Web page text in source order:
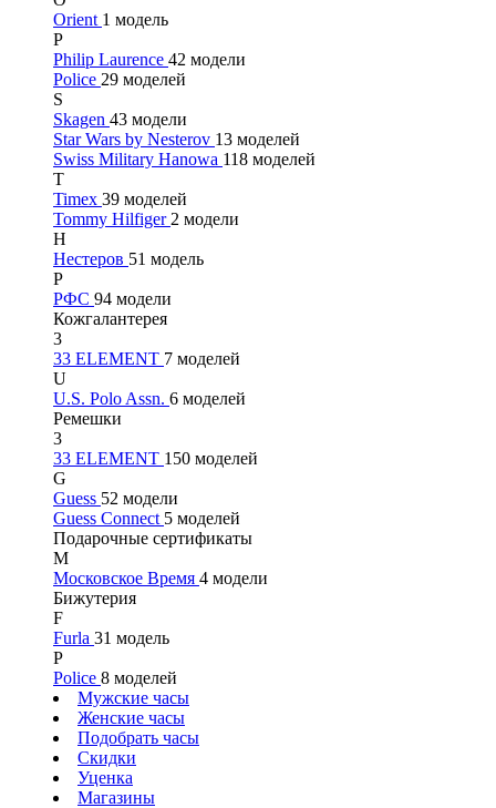
Orient 1 модель
P
Philip Laurence 42 модели
Police 29 моделей
S
Skagen 43 модели
Star Wars by Nesterov 13 моделей
Swiss Military Hanowa 118 моделей
T
Timex 39 моделей
Tommy Hilfiger 2 модели
Н
Нестеров 51 модель
Р
РФС 94 модели
Кожгалантерея
3
33 ELEMENT 7 моделей
U
U.S. Polo Assn. 6 моделей
Ремешки
3
33 ELEMENT 150 моделей
G
Guess 52 модели
Guess Connect 5 моделей
Подарочные сертификаты
М
Московское Время 4 модели
Бижутерия
F
Furla 31 модель
P
Police 8 моделей
Мужские часы
Женские часы
Подобрать часы
Скидки
Уценка
Магазины